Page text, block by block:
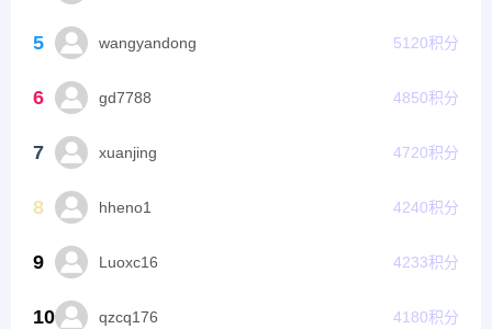
5 wangyandong 5120积分
6 gd7788 4850积分
7 xuanjing 4720积分
8 hheno1 4240积分
9 Luoxc16 4233积分
10 qzcq176 4180积分